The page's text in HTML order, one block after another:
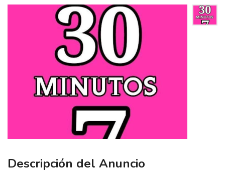
Descripción del Anuncio